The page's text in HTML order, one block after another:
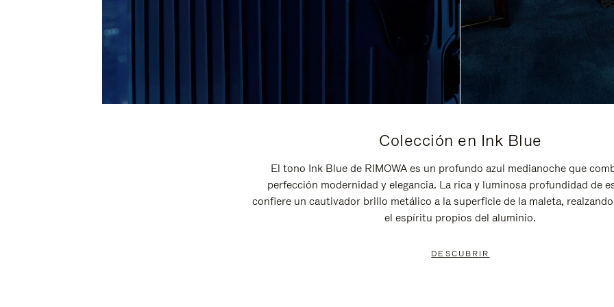
Colección en Ink Blue
El tono Ink Blue de RIMOWA es un profundo azul medianoche que
perfección modernidad y elegancia. La rica y luminosa profundidad de
confiere un cautivador brillo metálico a la superficie de la maleta,
el espíritu propios del aluminio.
DESCUBRIR